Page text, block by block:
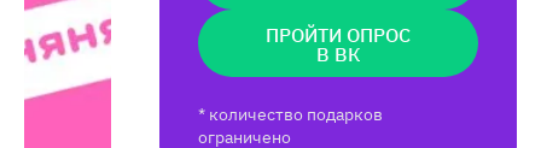
ПРОЙТИ ОПРОС
В ВК
* количество подарков
ограничено